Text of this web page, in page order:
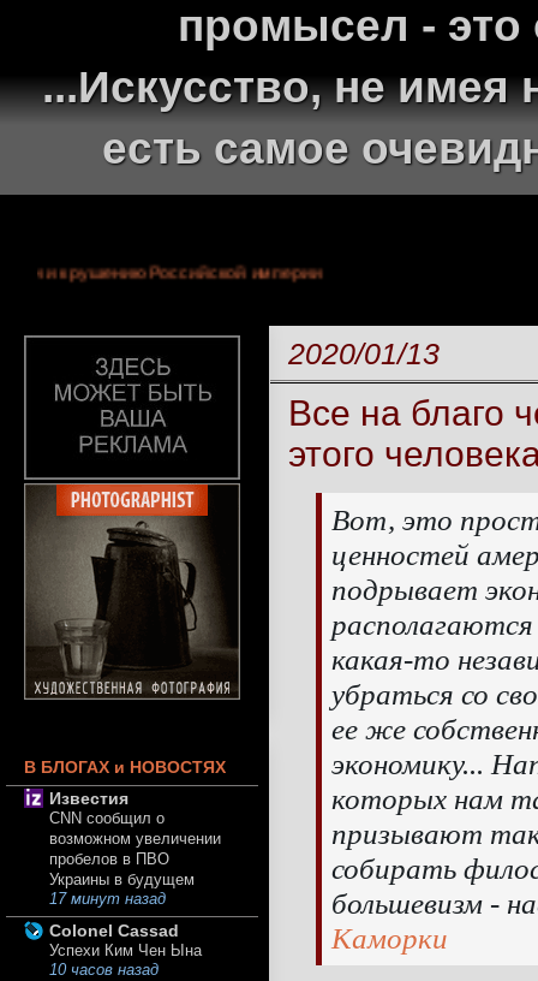
промысел - это
...Искусство, не
есть самое
и крушению Российской империи
2020/01/13
Все на благо
этого
Вот, это
ценностей
подрывает
какая-то
убраться со
ее же
экономику...
которых нам
призывают
собирать
большевизм -
Каморки
В БЛОГАХ и НОВОСТЯХ
Известия
CNN сообщил о
возможном увеличении
пробелов в ПВО
Украины в будущем
17 минут назад
Colonel Cassad
Успехи Ким Чен Ына
10 часов назад